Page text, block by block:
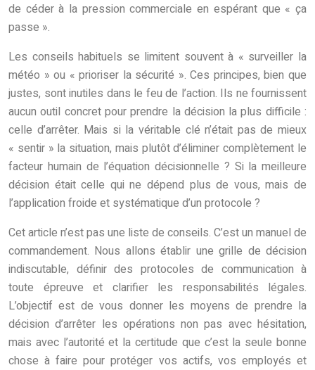
de céder à la pression commerciale en espérant que « ça
passe ».
Les conseils habituels se limitent souvent à « surveiller la
météo » ou « prioriser la sécurité ». Ces principes, bien que
justes, sont inutiles dans le feu de l’action. Ils ne fournissent
aucun outil concret pour prendre la décision la plus difficile :
celle d’arrêter. Mais si la véritable clé n’était pas de mieux
« sentir » la situation, mais plutôt d’éliminer complètement le
facteur humain de l’équation décisionnelle ? Si la meilleure
décision était celle qui ne dépend plus de vous, mais de
l’application froide et systématique d’un protocole ?
Cet article n’est pas une liste de conseils. C’est un manuel de
commandement. Nous allons établir une grille de décision
indiscutable, définir des protocoles de communication à
toute épreuve et clarifier les responsabilités légales.
L’objectif est de vous donner les moyens de prendre la
décision d’arrêter les opérations non pas avec hésitation,
mais avec l’autorité et la certitude que c’est la seule bonne
chose à faire pour protéger vos actifs, vos employés et